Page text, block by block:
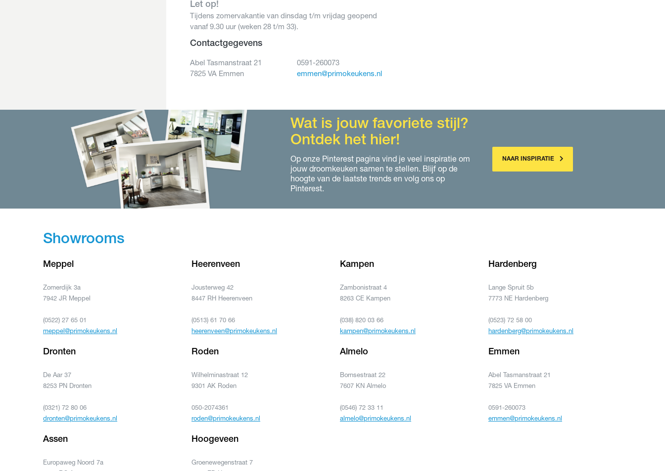
Let op!
Tijdens zomervakantie van dinsdag t/m vrijdag geopend
vanaf 9.30 uur (weken 28 t/m 33).
Contactgegevens
Abel Tasmanstraat 21
7825 VA Emmen
0591-260073
emmen@primokeukens.nl
Wat is jouw favoriete stijl?
Ontdek het hier!
Op onze Pinterest pagina vind je veel inspiratie om
jouw droomkeuken samen te stellen. Blijf op de
hoogte van de laatste trends en volg ons op
Pinterest.
NAAR INSPIRATIE
Showrooms
Meppel
Zomerdijk 3a
7942 JR Meppel
(0522) 27 65 01
meppel@primokeukens.nl
Heerenveen
Jousterweg 42
8447 RH Heerenveen
(0513) 61 70 66
heerenveen@primokeukens.nl
Kampen
Zambonistraat 4
8263 CE Kampen
(038) 820 03 66
kampen@primokeukens.nl
Hardenberg
Lange Spruit 5b
7773 NE Hardenberg
(0523) 72 58 00
hardenberg@primokeukens.nl
Dronten
De Aar 37
8253 PN Dronten
(0321) 72 80 06
dronten@primokeukens.nl
Roden
Wilhelminastraat 12
9301 AK Roden
050-2074361
roden@primokeukens.nl
Almelo
Bornsestraat 22
7607 KN Almelo
(0546) 72 33 11
almelo@primokeukens.nl
Emmen
Abel Tasmanstraat 21
7825 VA Emmen
0591-260073
emmen@primokeukens.nl
Assen
Europaweg Noord 7a
Hoogeveen
Groenewegenstraat 7